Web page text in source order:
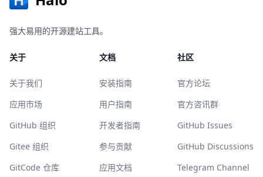
强大易用的开源建站工具。
关于
关于我们
应用市场
GitHub 组织
Gitee 组织
GitCode 仓库
文档
安装指南
用户指南
开发者指南
参与贡献
应用文档
社区
官方论坛
官方咨讯群
GitHub Issues
GitHub Discussions
Telegram Channel